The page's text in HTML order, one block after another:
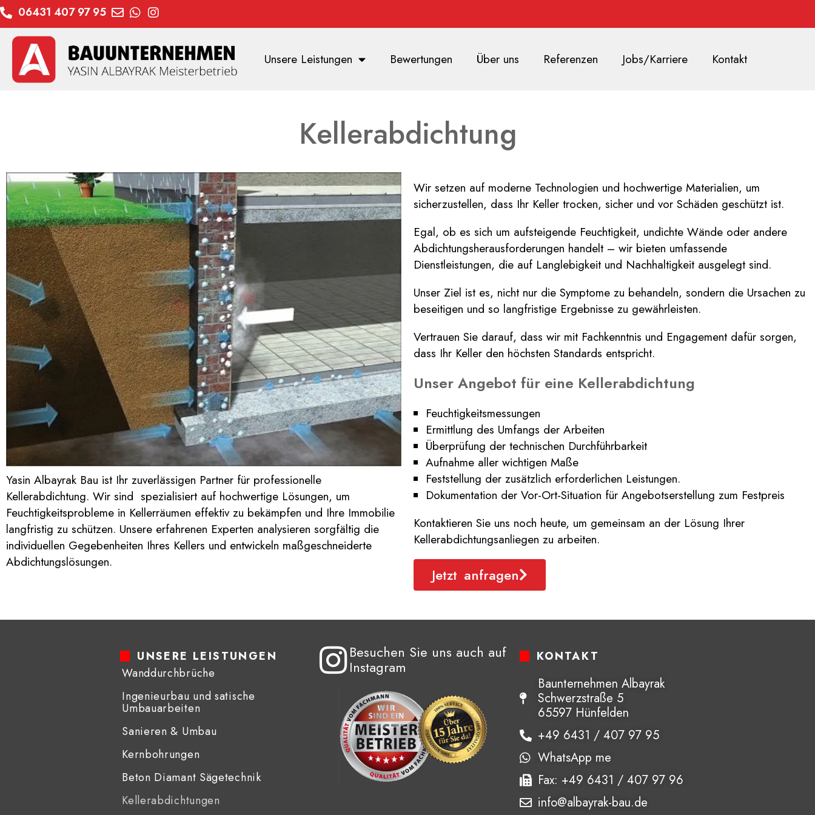
06431 407 97 95
Unsere Leistungen Bewertungen Über uns Referenzen Jobs/Karriere Kontakt
Kellerabdichtung
Yasin Albayrak Bau ist Ihr zuverlässigen Partner für professionelle
Kellerabdichtung. Wir sind spezialisiert auf hochwertige Lösungen, um
Feuchtigkeitsprobleme in Kellerräumen effektiv zu bekämpfen und Ihre Immobilie
langfristig zu schützen. Unsere erfahrenen Experten analysieren sorgfältig die
individuellen Gegebenheiten Ihres Kellers und entwickeln maßgeschneiderte
Abdichtungslösungen.
Wir setzen auf moderne Technologien und hochwertige Materialien, um
sicherzustellen, dass Ihr Keller trocken, sicher und vor Schäden geschützt ist.
Egal, ob es sich um aufsteigende Feuchtigkeit, undichte Wände oder andere
Abdichtungsherausforderungen handelt – wir bieten umfassende
Dienstleistungen, die auf Langlebigkeit und Nachhaltigkeit ausgelegt sind.
Unser Ziel ist es, nicht nur die Symptome zu behandeln, sondern die Ursachen zu
beseitigen und so langfristige Ergebnisse zu gewährleisten.
Vertrauen Sie darauf, dass wir mit Fachkenntnis und Engagement dafür sorgen,
dass Ihr Keller den höchsten Standards entspricht.
Unser Angebot für eine Kellerabdichtung
Feuchtigkeitsmessungen
Ermittlung des Umfangs der Arbeiten
Überprüfung der technischen Durchführbarkeit
Aufnahme aller wichtigen Maße
Feststellung der zusätzlich erforderlichen Leistungen.
Dokumentation der Vor-Ort-Situation für Angebotserstellung zum Festpreis
Kontaktieren Sie uns noch heute, um gemeinsam an der Lösung Ihrer
Kellerabdichtungsanliegen zu arbeiten.
Jetzt anfragen
UNSERE LEISTUNGEN
Wanddurchbrüche
Ingenieurbau und satische
Umbauarbeiten
Sanieren & Umbau
Kernbohrungen
Beton Diamant Sägetechnik​
Kellerabdichtungen
Besuchen Sie uns auch auf
Instagram
KONTAKT
Baunternehmen Albayrak
Schwerzstraße 5
65597 Hünfelden
+49 6431 / 407 97 95
WhatsApp me
Fax: +49 6431 / 407 97 96
info@albayrak-bau.de